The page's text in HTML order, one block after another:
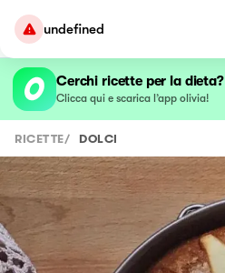
undefined
Cerchi ricette per la dieta?
Clicca qui e scarica l’app olivia!
RICETTE/ DOLCI